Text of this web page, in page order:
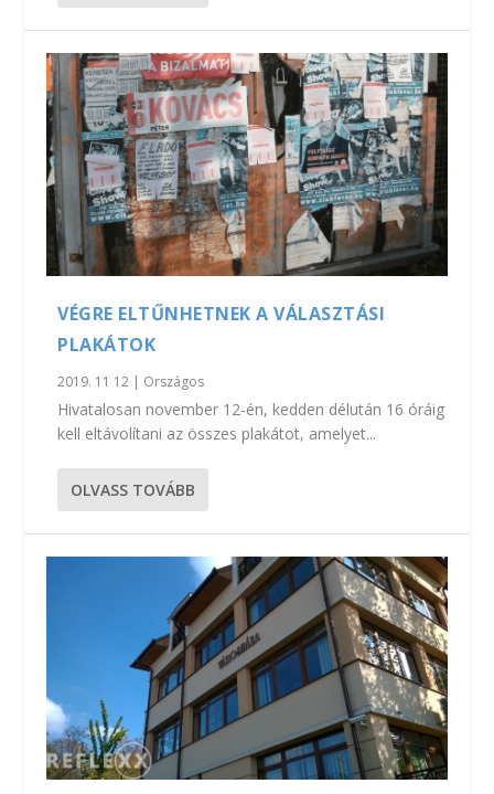
VÉGRE ELTŰNHETNEK A VÁLASZTÁSI
PLAKÁTOK
2019. 11 12 | Országos
Hivatalosan november 12-én, kedden délután 16 óráig
kell eltávolítani az összes plakátot, amelyet...
OLVASS TOVÁBB